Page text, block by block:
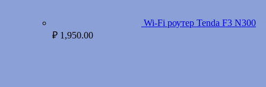
Wi-Fi роутер Tenda F3 N300
₽ 1,950.00